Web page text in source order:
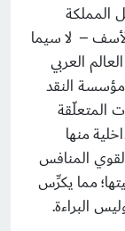
المملكة
– لا سيما
العربي
النقد
المتعلّقة
منها
المنافس
مما يكرِّس
البراءة.